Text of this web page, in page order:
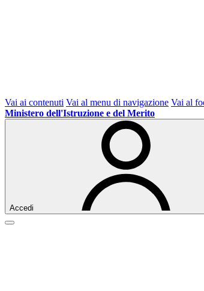
Vai ai contenuti Vai al menu di navigazione Vai al
Ministero dell'Istruzione e del Merito
Accedi